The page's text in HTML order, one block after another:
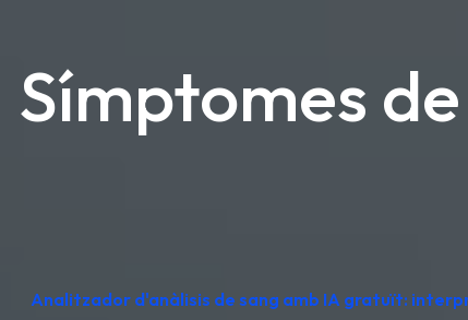
Símptomes
Analitzador d'anàlisis de sang amb IA gratuït: